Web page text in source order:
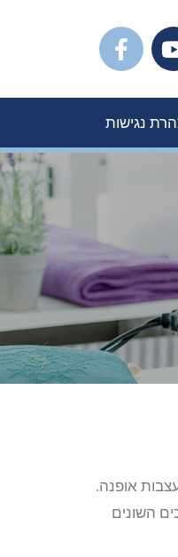
נגישות
אופנה.
השונים